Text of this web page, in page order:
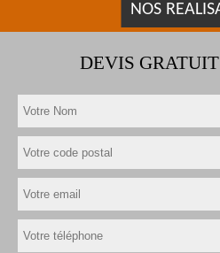
NOS
DEVIS